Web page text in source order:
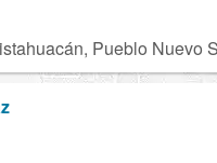
Pueblo Nuevo